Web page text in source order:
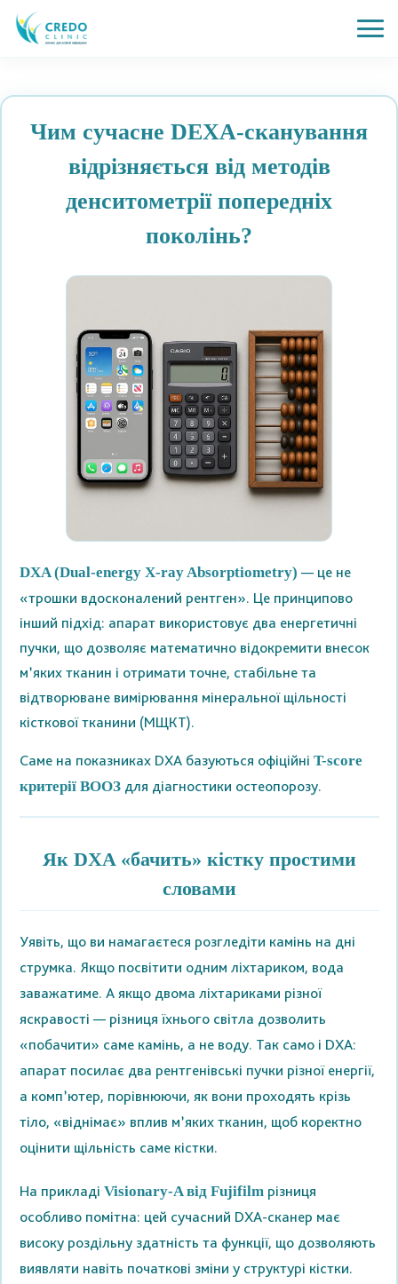
Чим сучасне DЕXA-сканування
відрізняється від методів
денситометрії попередніх
поколінь?
DXA (Dual-energy X-ray Absorptiometry) — це не
«трошки вдосконалений рентген». Це принципово
інший підхід: апарат використовує два енергетичні
пучки, що дозволяє математично відокремити внесок
м’яких тканин і отримати точне, стабільне та
відтворюване вимірювання мінеральної щільності
кісткової тканини (МЩКТ).
Саме на показниках DXA базуються офіційні T-score
критерії ВООЗдля діагностики остеопорозу.
Як DXA «бачить» кістку простими
словами
Уявіть, що ви намагаєтеся розгледіти камінь на дні
струмка. Якщо посвітити одним ліхтариком, вода
заважатиме. А якщо двома ліхтариками різної
яскравості — різниця їхнього світла дозволить
«побачити» саме камінь, а не воду. Так само і DXA:
апарат посилає два рентгенівські пучки різної енергії,
а комп’ютер, порівнюючи, як вони проходять крізь
тіло, «віднімає» вплив м’яких тканин, щоб коректно
оцінити щільність саме кістки.
На прикладі Visionary‑A від Fujifilmрізниця
особливо помітна: цей сучасний DXA-сканер має
високу роздільну здатність та функції, що дозволяють
виявляти навіть початкові зміни у структурі кістки.